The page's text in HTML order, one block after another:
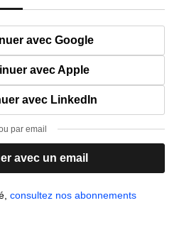
avec Google
avec Apple
avec LinkedIn
par email
avec un email
consultez nos abonnements